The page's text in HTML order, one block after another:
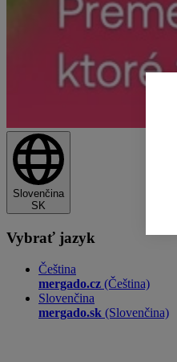
Slovenčina
SK
Vybrať jazyk
Čeština
mergado.cz (Čeština)
Slovenčina
mergado.sk (Slovenčina)